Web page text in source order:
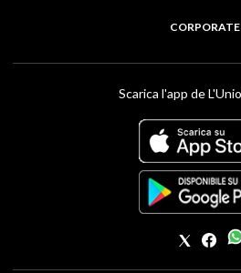
CORPORATE
Scarica l'app de